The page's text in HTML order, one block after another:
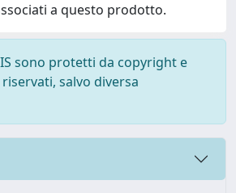
a questo prodotto.
sono protetti da copyright e
salvo diversa